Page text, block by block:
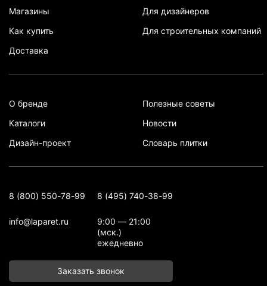
Магазины
Как купить
Доставка
Для дизайнеров
Для строительных компаний
О бренде
Каталоги
Дизайн-проект
Полезные советы
Новости
Словарь плитки
8 (800) 550-78-99 8 (495) 740-38-99
info@laparet.ru
9:00 — 21:00
(мск.)
ежедневно
Заказать звонок